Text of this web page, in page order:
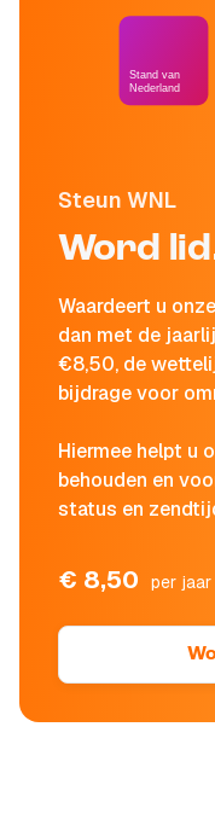
Steun WNL
Word
Waardeert u
dan met de
€8,50, de
bijdrage voor
Hiermee helpt u
behouden en
status en
€ 8,50 per jaar
Stand van
Nederland